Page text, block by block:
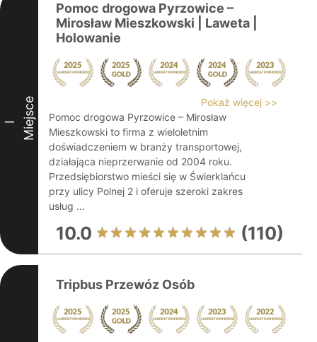
I Miejsce
Pomoc drogowa Pyrzowice –
Mirosław Mieszkowski | Laweta |
Holowanie
Pokaż więcej >>
Pomoc drogowa Pyrzowice – Mirosław
Mieszkowski to firma z wieloletnim
doświadczeniem w branży transportowej,
działająca nieprzerwanie od 2004 roku.
Przedsiębiorstwo mieści się w Świerklańcu
przy ulicy Polnej 2 i oferuje szeroki zakres
usług ...
10.0 (110)
Tripbus Przewóz Osób